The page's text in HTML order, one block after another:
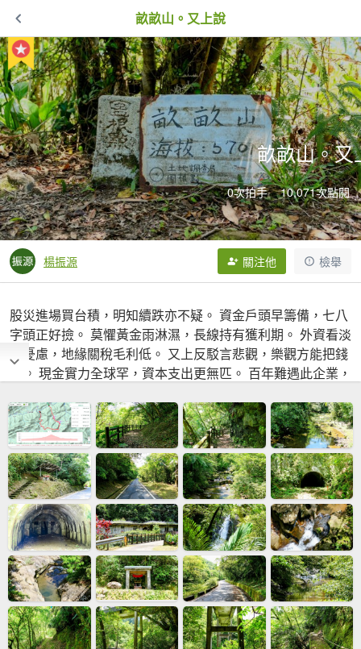
畝畝山。又上說
畝畝山。又
0次拍手 10,071次點閱
楊振源 關注他 檢舉
股災進場買台積，明知續跌亦不疑。 資金戶頭早籌備，七八
字頭正好撿。 莫懼黃金雨淋濕，長線持有獲利期。 外資看淡
多憂慮，地緣關稅毛利低。 又上反駁言悲觀，樂觀方能把錢
提。 現金實力全球罕，資本支出更無匹。 百年難遇此企業，
現金兩兆餘，體質強健誰能比。 刻意壓低毛利率，避開客戶
把價議。 扮豬吃虎真功夫，潛力深藏未盡矣。 耶哀浪潮尚未
歇，工業革命續澎湃。 長線投資好時機，買入莫待花落敗。
縱使高點曾買入，放長眼光終無礙。 手握三百多張股，抱到
二零三零載。 屆時回首應慶幸，莫悔當時買太窄。 小資翻身
絕佳選，耐心持有富自來。